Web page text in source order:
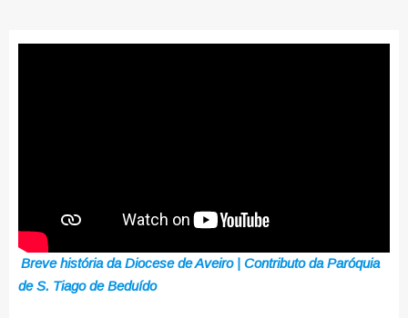
Breve história da Diocese de Aveiro | Contributo da Paróquia
de S. Tiago de Beduído